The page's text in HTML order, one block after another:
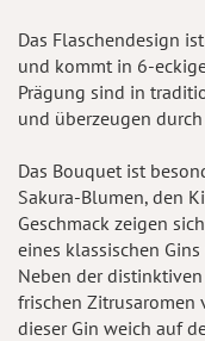
Das Flaschendesign
und kommt in 6-
Prägung sind in
und überzeugen
Das Bouquet ist
Sakura-Blumen, den
Geschmack zeigen
eines klassischen
Neben der
frischen Zitrusaromen
dieser Gin weich auf